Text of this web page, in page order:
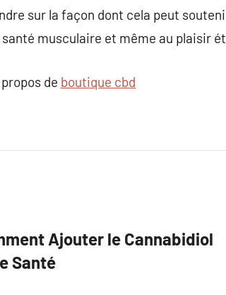
sur la façon dont cela peut
musculaire et même au plaisir
de boutique cbd
Ajouter le Cannabidiol
Santé